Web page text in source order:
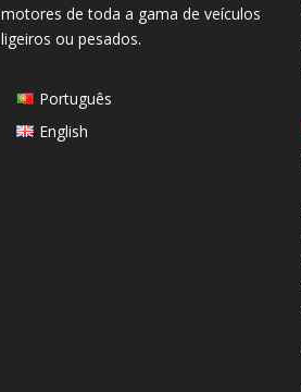
motores de toda a gama de veículos
ligeiros ou pesados.
Português
English